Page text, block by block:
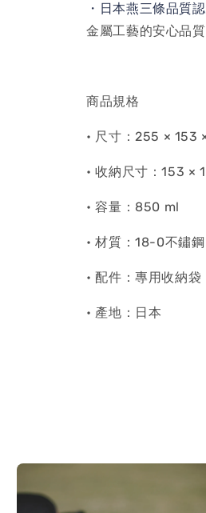
・日本燕三條品質認
金屬工藝的安心品質
商品規格
• 尺寸：255 × 153
• 收納尺寸：153 ×
• 容量：850 ml
• 材質：18-0不鏽鋼
• 配件：專用收納袋
• 產地：日本